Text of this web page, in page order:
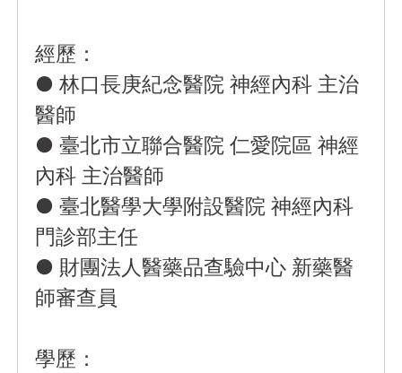
經歷：
● 林口長庚紀念醫院 神經內科 主治
醫師
● 臺北市立聯合醫院 仁愛院區 神經
內科 主治醫師
● 臺北醫學大學附設醫院 神經內科
門診部主任
● 財團法人醫藥品查驗中心 新藥醫
師審查員
學歷：